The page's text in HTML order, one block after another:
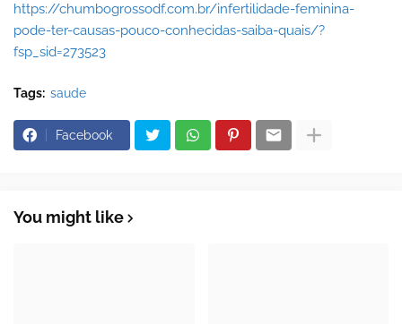
https://chumbogrossodf.com.br/infertilidade-feminina-
pode-ter-causas-pouco-conhecidas-saiba-quais/?
fsp_sid=273523
Tags: saude
Facebook
You might like